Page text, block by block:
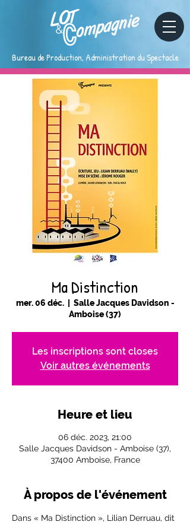
Bureau de Production, Administration du Spectacle
Ma Distinction
mer. 06 déc.
  |
Salle Jacques Davidson -
Amboise (37)
Les inscriptions sont closes
Voir autres événements
Heure et lieu
06 déc. 2023, 21:00
Salle Jacques Davidson - Amboise (37),
37400 Amboise, France
À propos de l'événement
Dans « Ma Distinction », Lilian Derruau, dit